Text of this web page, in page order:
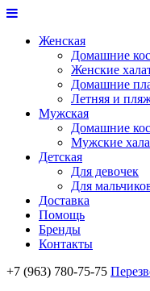
Женская
Домашние
Женские
Домашние
Летняя и
Мужская
Домашние
Мужские
Детская
Для девочек
Для
Доставка
Помощь
Бренды
Контакты
+7 (963) 780-75-75